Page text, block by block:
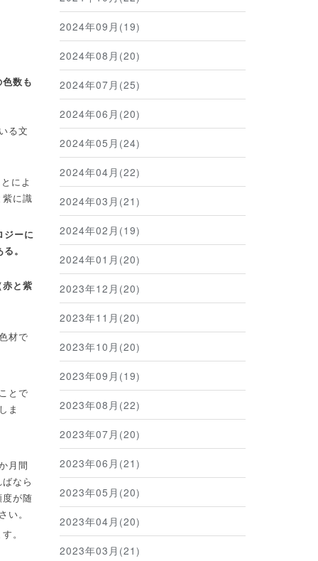
数も
る文
によ
紫に識
ジーに
。
赤と紫
材で
とで
ま
月間
なら
度が随
い。
。
2024年09月(19)
2024年08月(20)
2024年07月(25)
2024年06月(20)
2024年05月(24)
2024年04月(22)
2024年03月(21)
2024年02月(19)
2024年01月(20)
2023年12月(20)
2023年11月(20)
2023年10月(20)
2023年09月(19)
2023年08月(22)
2023年07月(20)
2023年06月(21)
2023年05月(20)
2023年04月(20)
2023年03月(21)